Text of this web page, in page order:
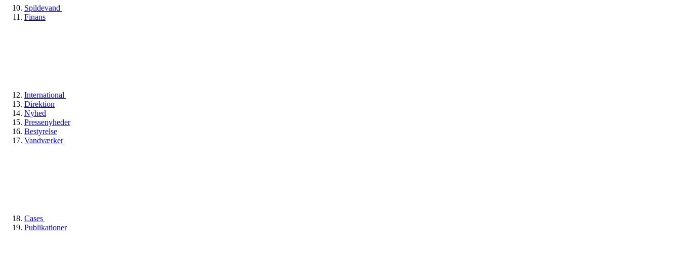
Spildevand
Finans
International
Direktion
Nyhed
Pressenyheder
Bestyrelse
Vandværker
Cases
Publikationer